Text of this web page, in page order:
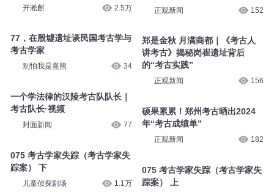
开淞麒 2.5万
77，在殷墟遗址谈民国考古学与
考古学家
别怕我是熹熊 34
一个学法律的汉陵考古队队长｜
考古队长·视频
封面新闻 77
075 考古学家失踪（考古学家失
踪案） 下
儿童侦探剧场 1.1万
正观新闻 152
郑是金秋 月满商都｜《考古人
讲考古》揭秘岗崔遗址背后
的“考古实践”
正观新闻 156
硕果累累！郑州考古晒出2024
年“考古成绩单”
正观新闻 182
075 考古学家失踪（考古学家失
踪案） 上